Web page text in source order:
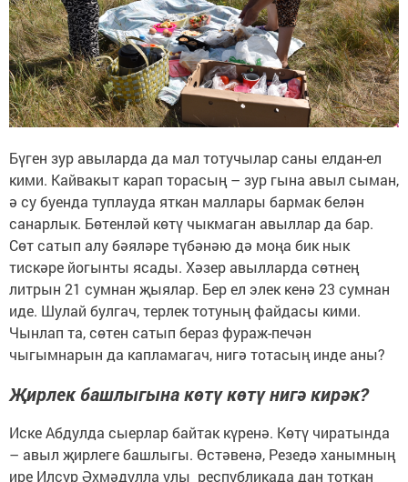
Бүген зур авыларда да мал тотучылар саны елдан-ел
кими. Кайвакыт карап торасың – зур гына авыл сыман,
ә су буенда туплауда яткан маллары бармак белән
санарлык. Бөтенләй көтү чыкмаган авыллар да бар.
Сөт сатып алу бәяләре түбәнәю дә моңа бик нык
тискәре йогынты ясады. Хәзер авылларда сөтнең
литрын 21 сумнан җыялар. Бер ел элек кенә 23 сумнан
иде. Шулай булгач, терлек тотуның файдасы кими.
Чынлап та, сөтен сатып бераз фураж-печән
чыгымнарын да капламагач, нигә тотасың инде аны?
Җирлек башлыгына көтү көтү нигә кирәк?
Иске Абдулда сыерлар байтак күренә. Көтү чиратында
– авыл җирлеге башлыгы. Өстәвенә, Резедә ханымның
ире Илсур Әхмәдулла улы республикада дан тоткан